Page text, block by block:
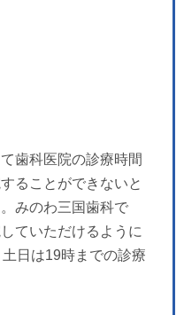
歯科医院の診療時間
ることができないと
みのわ三国歯科で
ていただけるように
日は19時までの診療